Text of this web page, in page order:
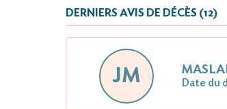
DERNIERS AVIS DE DÉCÈS (12)
JM Date du